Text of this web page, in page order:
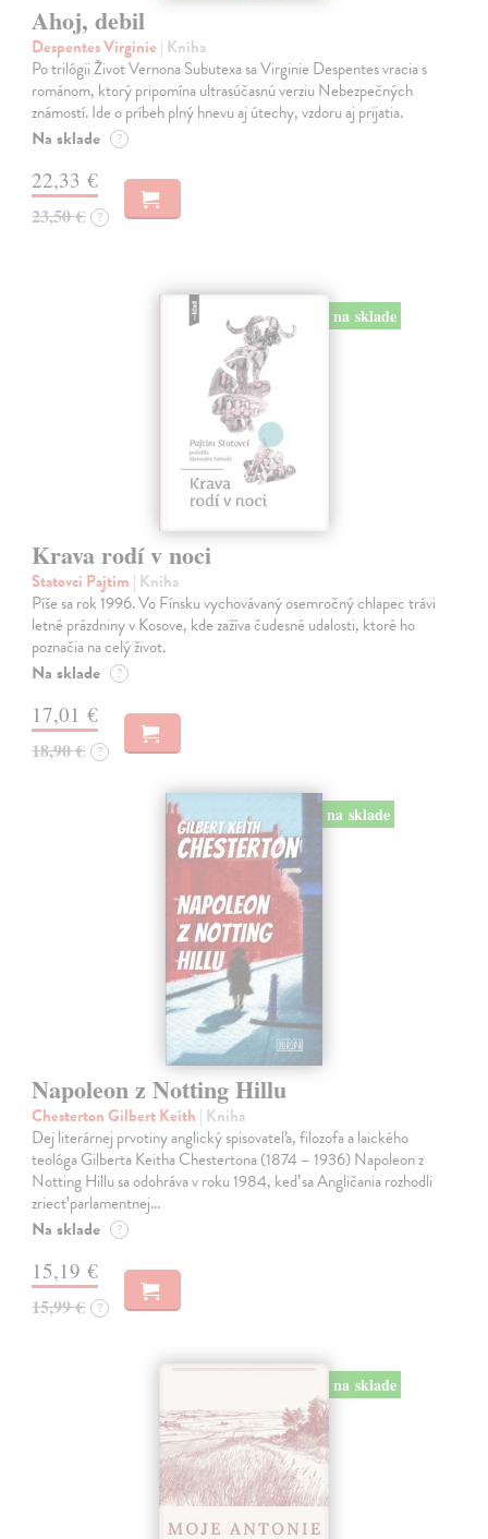
Ahoj, debil
Despentes Virginie | Kniha
Po trilógii Život Vernona Subutexa sa Virginie Despentes vracia s
románom, ktorý pripomína ultrasúčasnú verziu Nebezpečných
známostí. Ide o príbeh plný hnevu aj útechy, vzdoru aj prijatia.
Na sklade ?
22,33 €
23,50 € ?
na sklade
Krava rodí v noci
Statovci Pajtim | Kniha
Píše sa rok 1996. Vo Fínsku vychovávaný osemročný chlapec trávi
letné prázdniny v Kosove, kde zažíva čudesné udalosti, ktoré ho
poznačia na celý život.
Na sklade ?
17,01 €
18,90 € ?
na sklade
Napoleon z Notting Hillu
Chesterton Gilbert Keith | Kniha
Dej literárnej prvotiny anglický spisovateľa, filozofa a laického
teológa Gilberta Keitha Chestertona (1874 – 1936) Napoleon z
Notting Hillu sa odohráva v roku 1984, keď sa Angličania rozhodli
zriecť parlamentnej…
Na sklade ?
15,19 €
15,99 € ?
na sklade